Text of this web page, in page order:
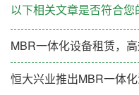
以下相关文章是否符合您
MBR一体化设备租赁，